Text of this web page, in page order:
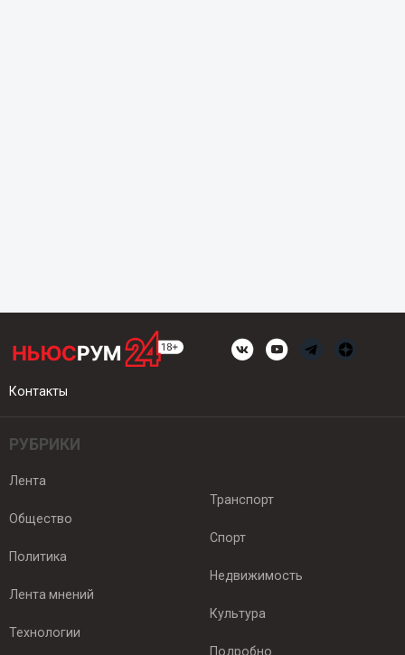
Контакты
РУБРИКИ
Лента
Общество
Политика
Лента мнений
Технологии
Транспорт
Спорт
Недвижимость
Культура
Подробно